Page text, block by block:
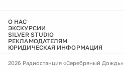
О НАС
ЭКСКУРСИИ
SILVER STUDIO
РЕКЛАМОДАТЕЛЯМ
ЮРИДИЧЕСКАЯ ИНФОРМАЦИЯ
2026 Радиостанция «Серебряный Дождь»